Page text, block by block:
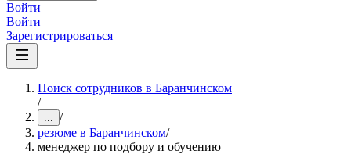
Войти
Войти
Зарегистрироваться
Поиск сотрудников в Баранчинском
/
... /
резюме в Баранчинском/
менеджер по подбору и обучению